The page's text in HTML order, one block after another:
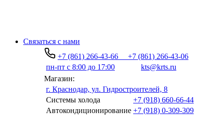
Связаться с нами
+7 (861) 266-43-66
+7 (861) 266-43-06
пн-пт с 8:00 до 17:00
kts@krts.ru
Магазин:
г. Краснодар, ул. Гидростроителей, 8
Системы холода
+7 (918) 660-66-44
Автокондиционирование +7 (918) 0-309-309